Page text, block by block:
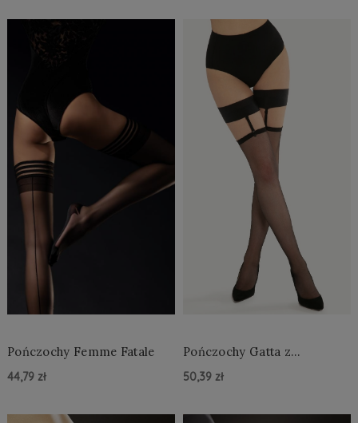
Do Koszyka » Do Koszyka »
Pończochy Femme Fatale
44,79 zł
Do Koszyka »
Pończochy Gatta z
50,39 zł
Do Koszyka »